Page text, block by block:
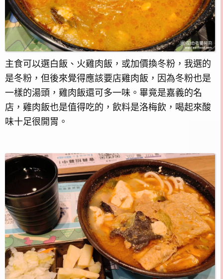
主食可以選白飯、火雞肉飯，或加價換冬粉，我選的
是冬粉，但後來覺得應該要店雞肉飯，因為冬粉也是
一樣的湯頭，雞肉飯還可多一味。畢竟是嘉義的名
店，雞肉飯也是值得吃的，飲料是洛梅飲，喝起來酸
味十足很開胃。